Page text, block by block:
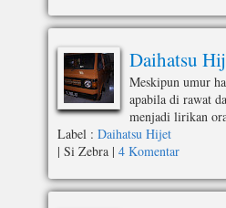
Daihatsu
Meskipun umur
apabila di rawat
menjadi lirikan
Label : Daihatsu Hijet
| Si Zebra| 4 Komentar